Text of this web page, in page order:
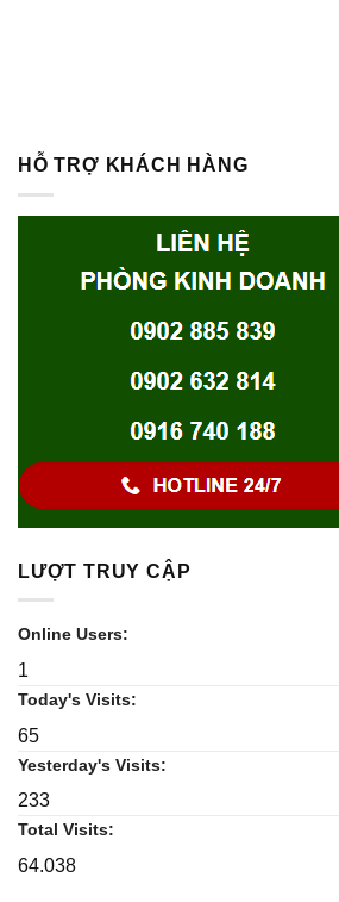
HỖ TRỢ KHÁCH HÀNG
LƯỢT TRUY CẬP
Online Users:
1
Today's Visits:
65
Yesterday's Visits:
233
Total Visits:
64.038